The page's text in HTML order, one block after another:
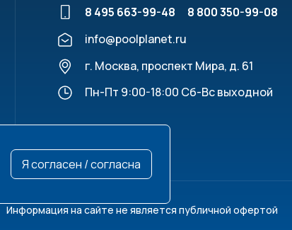
8 495 663-99-48
8 800 350-99-08
info@poolplanet.ru
г. Москва, проспект Мира, д. 61
Пн-Пт 9:00-18:00 Сб-Вс выходной
Информация на сайте не является публичной офертой
Я согласен / согласна